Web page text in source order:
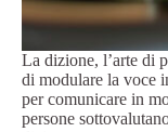
La dizione, l’arte di
di modulare la voce
per comunicare in
persone